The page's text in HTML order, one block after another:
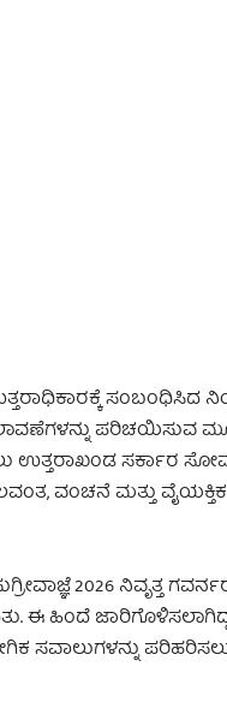
ಸಂಬಂಧಿಸಿದ
ಪರಿಚಯಿಸುವ
ಉತ್ತರಾಖಂಡ ಸರ್ಕಾರ
ವಂಚನೆ ಮತ್ತು ವೈಯಕ್ತಿಕ
2026 ನಿವೃತ್ತ
ಈ ಹಿಂದೆ
ಸವಾಲುಗಳನ್ನು